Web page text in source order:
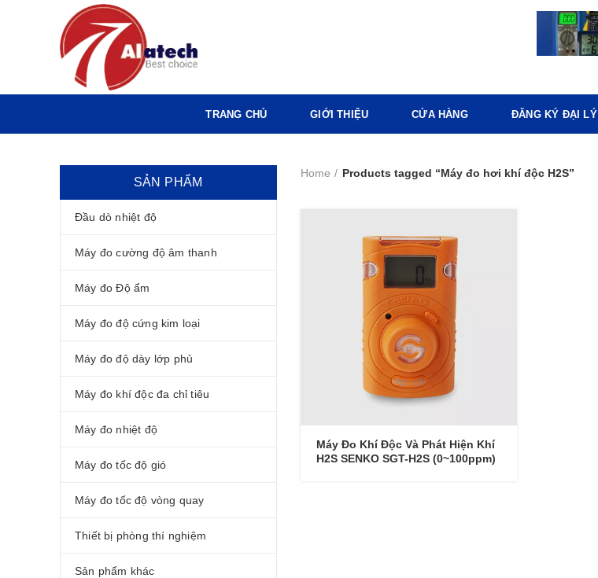
TRANG CHỦ GIỚI THIỆU CỬA HÀNG ĐĂNG KÝ ĐẠI LÝ
Home Products tagged “Máy đo hơi khí độc H2S”
Máy Đo Khí Độc Và Phát Hiện Khí
H2S SENKO SGT-H2S (0~100ppm)
SẢN PHẨM
Đầu dò nhiệt độ
Máy đo cường độ âm thanh
Máy đo Độ ẩm
Máy đo độ cứng kim loại
Máy đo độ dày lớp phủ
Máy đo khí độc đa chỉ tiêu
Máy đo nhiệt độ
Máy đo tốc độ gió
Máy đo tốc độ vòng quay
Thiết bị phòng thí nghiệm
Sản phẩm khác